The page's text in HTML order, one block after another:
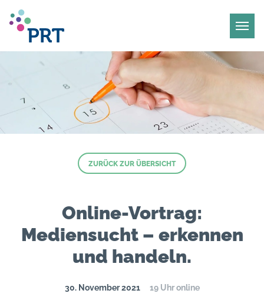
ZURÜCK ZUR ÜBERSICHT
Online-Vortrag:
Mediensucht – erkennen
und handeln.
30. November 2021 19 Uhr online